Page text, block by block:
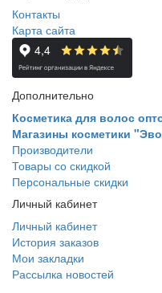
Контакты
Карта сайта
Дополнительно
Косметика для волос
Магазины косметики
Производители
Товары со скидкой
Персональные скидки
Личный кабинет
Личный кабинет
История заказов
Мои закладки
Рассылка новостей